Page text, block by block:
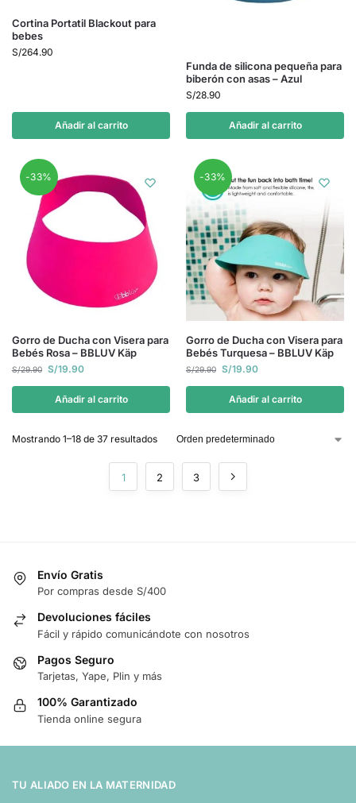
Cortina Portatil Blackout para
bebes
S/264.90
Añadir al carrito
Funda de silicona pequeña para
biberón con asas – Azul
S/28.90
Añadir al carrito
-33%
Gorro de Ducha con Visera para
Bebés Rosa – BBLUV Käp
S/29.90 S/19.90
Añadir al carrito
-33%
Gorro de Ducha con Visera para
Bebés Turquesa – BBLUV Käp
S/29.90 S/19.90
Añadir al carrito
Mostrando 1–18 de 37 resultados
1 2 3
Envío Gratis
Por compras desde S/400
Devoluciones fáciles
Fácil y rápido comunicándote con nosotros
Pagos Seguro
Tarjetas, Yape, Plin y más
100% Garantizado
Tienda online segura
TU ALIADO EN LA MATERNIDAD